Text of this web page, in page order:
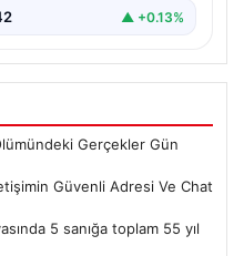
▲ +0.13%
Gerçekler Gün
Güvenli Adresi Ve Chat
5 sanığa toplam 55 yıl